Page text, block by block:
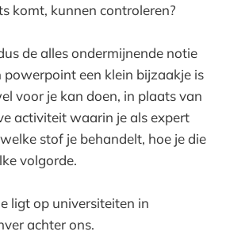
komt, kunnen controleren?
de alles ondermijnende notie
een klein bijzaakje is
voor je kan doen, in plaats van
activiteit waarin je als expert
stof je behandelt, hoe je die
volgorde.
ligt op universiteiten in
achter ons.